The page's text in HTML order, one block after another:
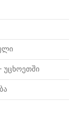
უცხოეთში